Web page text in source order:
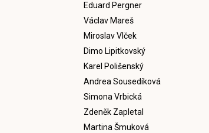
Eduard Pergner
Václav Mareš
Miroslav Vlček
Dimo Lipitkovský
Karel Polišenský
Andrea Sousedíková
Simona Vrbická
Zdeněk Zapletal
Martina Šmuková